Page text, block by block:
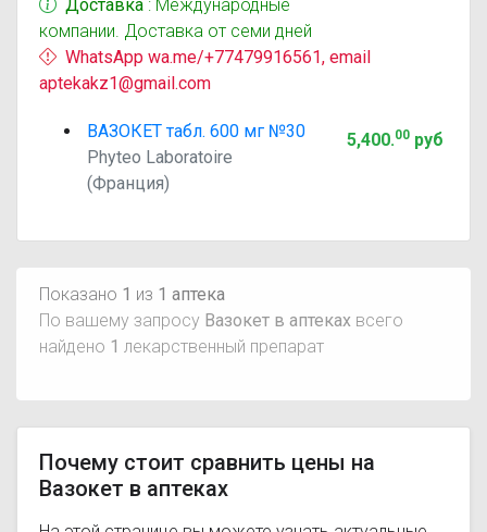
Доставка : Международные
компании. Доставка от семи дней
WhatsApp wa.me/+77479916561, email
aptekakz1@gmail.com
ВАЗОКЕТ табл. 600 мг №30
Phyteo Laboratoire
(Франция)
5,400.00руб
Показано 1 из 1 аптека
По вашему запросу Вазокет в аптеках всего
найдено 1 лекарственный препарат
Почему стоит сравнить цены на
Вазокет в аптеках